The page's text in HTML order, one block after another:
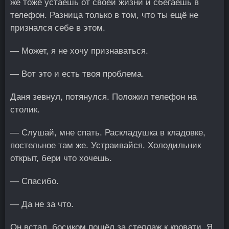
же тоже устаёшь от своей жизни и сбегаешь в
телефон. Разница только в том, что ты ещё не
признался себе в этом.
— Может, я не хочу признаваться.
— Вот это и есть твоя проблема.
Даня зевнул, потянулся. Положил телефон на
столик.
— Слушай, мне спать. Раскладушка в кладовке,
постельное там же. Устраивайся. Холодильник
открыт, бери что хочешь.
— Спасибо.
— Да не за что.